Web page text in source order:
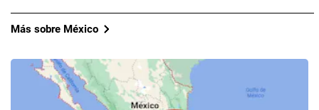
Más sobre México